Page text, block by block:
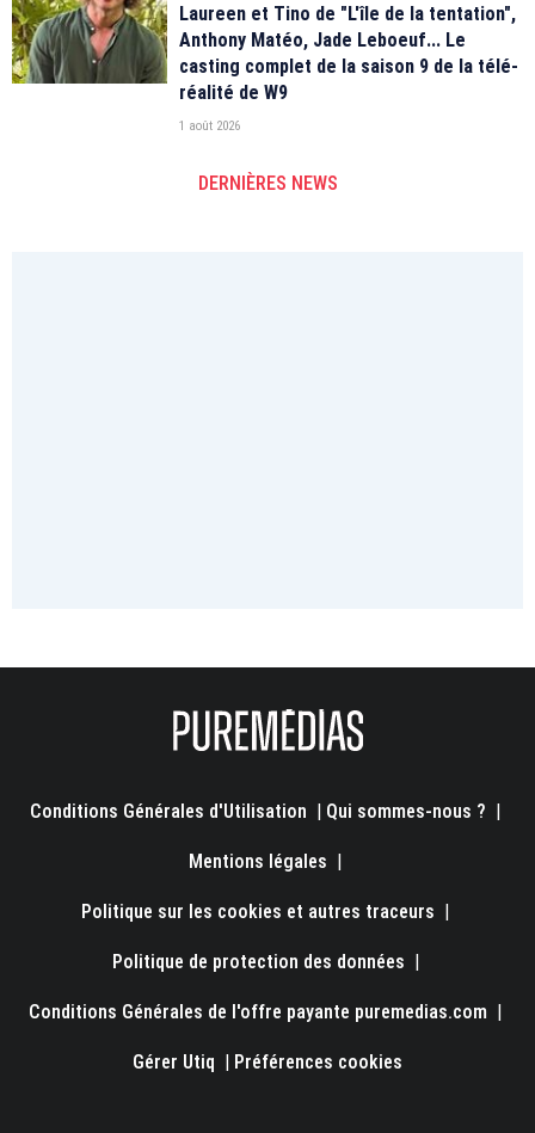
Laureen et Tino de "L'île de la tentation",
Anthony Matéo, Jade Leboeuf... Le
casting complet de la saison 9 de la télé-
réalité de W9
1 août 2026
DERNIÈRES NEWS
Conditions Générales d'Utilisation | Qui sommes-nous ? |
Mentions légales |
Politique sur les cookies et autres traceurs |
Politique de protection des données |
Conditions Générales de l'offre payante puremedias.com |
Gérer Utiq | Préférences cookies